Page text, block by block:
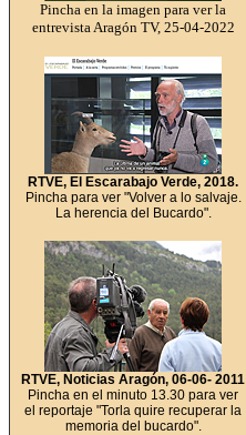
Pincha en la imagen para ver la
entrevista Aragón TV, 25-04-2022
RTVE, El Escarabajo Verde, 2018.
Pincha para ver "Volver a lo salvaje.
La herencia del Bucardo".
RTVE, Noticias Aragón, 06-06- 2011
Pincha en el minuto 13.30 para ver
el reportaje "Torla quire recuperar la
memoria del bucardo".